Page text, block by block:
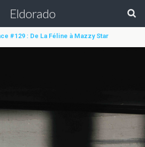
Eldorado
#129 : De La Féline à Mazzy Star